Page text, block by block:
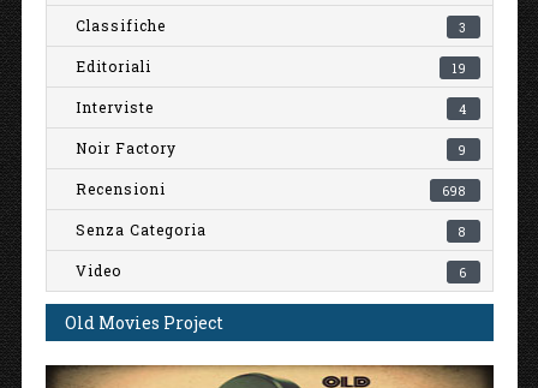
Classifiche 3
Editoriali 19
Interviste 4
Noir Factory 9
Recensioni 698
Senza Categoria 8
Video 6
Old Movies Project